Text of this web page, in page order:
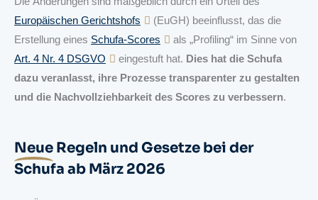
Europäischen Gerichtshofs
(EuGH) beeinflusst, das die
Erstellung eines Schufa-Scores
als „Profiling“ im Sinne von
Art. 4 Nr. 4 DSGVO
eingestuft hat. Dies hat die Schufa
dazu veranlasst, ihre Prozesse transparenter zu gestalten
und die Nachvollziehbarkeit des Scores zu verbessern.
Neue Regeln und Gesetze bei der
Schufa ab März 2026